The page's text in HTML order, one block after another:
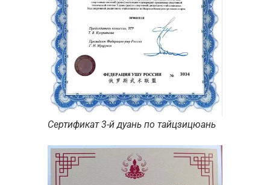
Сертификат 3-й дуань по тайцзицюань